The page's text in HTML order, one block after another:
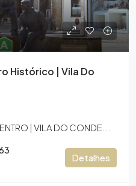
Histórico | Vila Do
| VILA DO CONDE...
Detalhes